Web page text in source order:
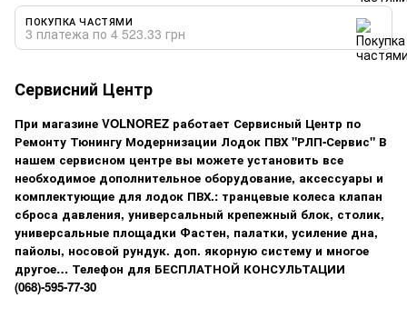
ПОКУПКА ЧАСТЯМИ
3 платежа по 4 523.33 грн
Сервисний Центр
При магазине VOLNOREZ работает Сервисный Центр по
Ремонту Тюнингу Модернизации Лодок ПВХ "РЛП-Сервис" В
нашем сервисном центре вы можете установить все
необходимое дополнительное оборудование, аксессуары и
комплектующие для лодок ПВХ.: транцевые колеса клапан
сброса давления, универсальный крепежный блок, столик,
универсальные площадки Фастен, палатки, усиление дна,
пайолы, носовой рундук. доп. якорную систему и многое
другое… Телефон для БЕСПЛАТНОЙ КОНСУЛЬТАЦИИ
(068)-595-77-30